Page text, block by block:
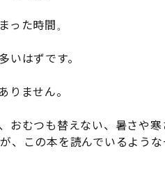
った時間。
いはずです。
りません。
おむつも替えない、暑さや寒
、この本を読んでいるよう